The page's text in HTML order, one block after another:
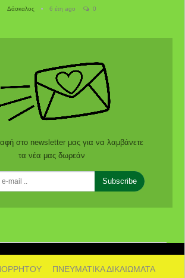
Δάσκαλος 6 έτη ago 0
στο newsletter μας για να λαμβάνετε
τα νέα μας δωρεάν
Subscribe
ΠΝΕΥΜΑΤΙΚΑ ΔΙΚΑΙΩΜΑΤΑ